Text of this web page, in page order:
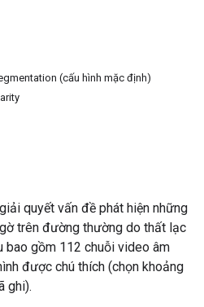
(cấu hình mặc định)
quyết vấn đề phát hiện những
trên đường thường do thất lạc
bao gồm 112 chuỗi video âm
được chú thích (chọn khoảng
ghi).